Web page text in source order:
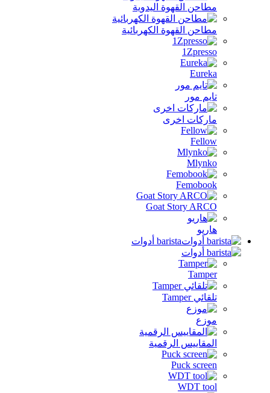
مطاحن القهوة اليدوية
مطاحن القهوة الكهربائية
1Zpresso
Eureka
تايم مور
ماركات اخرى
Fellow
Mlynko
Femobook
Goat Story ARCO
هاريو
barista أدوات
Tamper
تلقائي Tamper
موزع
المقاييس الرقمية
Puck screen
WDT tool